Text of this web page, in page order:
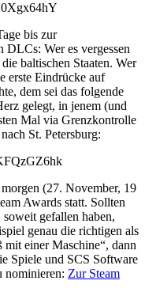
bis zur
DLCs: Wer es vergessen
baltischen Staaten. Wer
erste Eindrücke auf
dem sei das folgende
gelegt, in jenem (und
Mal via Grenzkontrolle
St. Petersburg:
(27. November, 19
Awards statt. Sollten
gefallen haben,
genau die richtigen als
mit einer Maschine“, dann
Spiele und SCS Software
nominieren: Zur Steam